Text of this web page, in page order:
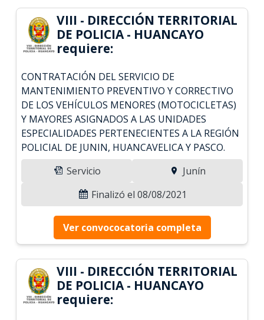
VIII - DIRECCIÓN TERRITORIAL
DE POLICIA - HUANCAYO
requiere:
CONTRATACIÓN DEL SERVICIO DE
MANTENIMIENTO PREVENTIVO Y CORRECTIVO
DE LOS VEHÍCULOS MENORES (MOTOCICLETAS)
Y MAYORES ASIGNADOS A LAS UNIDADES
ESPECIALIDADES PERTENECIENTES A LA REGIÓN
POLICIAL DE JUNIN, HUANCAVELICA Y PASCO.
Servicio
Junín
Finalizó el 08/08/2021
Ver convococatoria completa
VIII - DIRECCIÓN TERRITORIAL
DE POLICIA - HUANCAYO
requiere: